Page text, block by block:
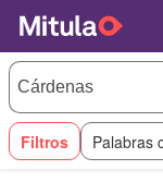
Filtros Palabras